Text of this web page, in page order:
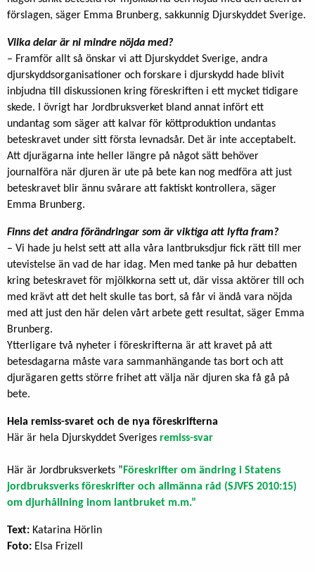
förslagen, säger Emma Brunberg, sakkunnig Djurskyddet Sverige.
Vilka delar är ni mindre nöjda med?
– Framför allt så önskar vi att Djurskyddet Sverige, andra
djurskyddsorganisationer och forskare i djurskydd hade blivit
inbjudna till diskussionen kring föreskriften i ett mycket tidigare
skede. I övrigt har Jordbruksverket bland annat infört ett
undantag som säger att kalvar för köttproduktion undantas
beteskravet under sitt första levnadsår. Det är inte acceptabelt.
Att djurägarna inte heller längre på något sätt behöver
journalföra när djuren är ute på bete kan nog medföra att just
beteskravet blir ännu svårare att faktiskt kontrollera, säger
Emma Brunberg.
Finns det andra förändringar som är viktiga att lyfta fram?
– Vi hade ju helst sett att alla våra lantbruksdjur fick rätt till mer
utevistelse än vad de har idag. Men med tanke på hur debatten
kring beteskravet för mjölkkorna sett ut, där vissa aktörer till och
med krävt att det helt skulle tas bort, så får vi ändå vara nöjda
med att just den här delen vårt arbete gett resultat, säger Emma
Brunberg.
Ytterligare två nyheter i föreskrifterna är att kravet på att
betesdagarna måste vara sammanhängande tas bort och att
djurägaren getts större frihet att välja när djuren ska få gå på
bete.
Hela remiss-svaret och de nya föreskrifterna
Här är hela Djurskyddet Sveriges remiss-svar
Här är Jordbruksverkets ”Föreskrifter om ändring i Statens
jordbruksverks föreskrifter och allmänna råd (SJVFS 2010:15)
om djurhållning inom lantbruket m.m.”
Text: Katarina Hörlin
Foto: Elsa Frizell